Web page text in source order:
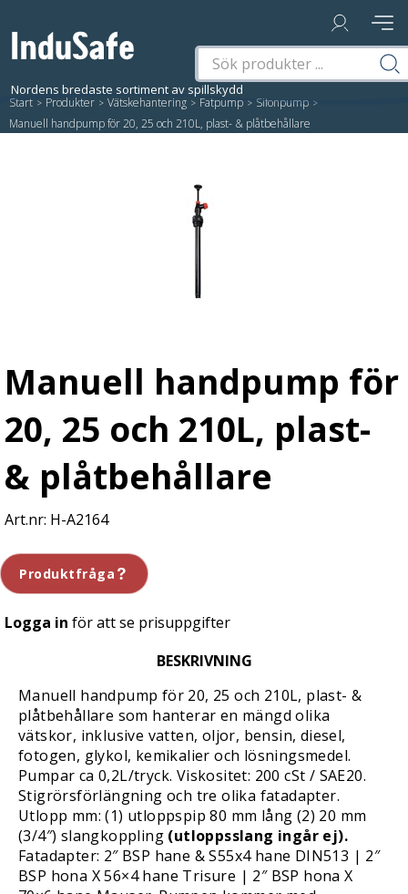
Start / Produkter / Vätskehantering / Fatpump / Sifonpump /
Manuell handpump för 20, 25 och 210L, plast- & plåtbehållare
Manuell handpump för
20, 25 och 210L, plast-
& plåtbehållare
H-A2164
Produktfråga
Logga in för att se prisuppgifter
BESKRIVNING
Manuell handpump för 20, 25 och 210L, plast- &
plåtbehållare som hanterar en mängd olika
vätskor, inklusive vatten, oljor, bensin, diesel,
fotogen, glykol, kemikalier och lösningsmedel.
Pumpar ca 0,2L/tryck. Viskositet: 200 cSt / SAE20.
Stigrörsförlängning och tre olika fatadapter.
Utlopp mm: (1) utloppspip 80 mm lång (2) 20 mm
(3/4″) slangkoppling (utloppsslang ingår ej).
Fatadapter: 2″ BSP hane & S55x4 hane DIN513 | 2″
BSP hona X 56×4 hane Trisure | 2″ BSP hona X